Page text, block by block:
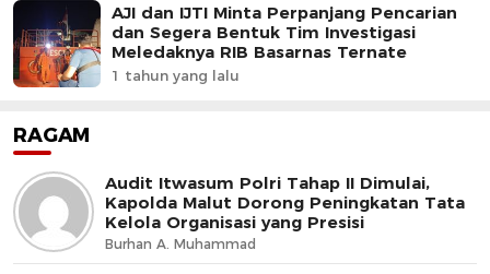
AJI dan IJTI Minta Perpanjang Pencarian
dan Segera Bentuk Tim Investigasi
Meledaknya RIB Basarnas Ternate
1 tahun yang lalu
RAGAM
Audit Itwasum Polri Tahap II Dimulai,
Kapolda Malut Dorong Peningkatan Tata
Kelola Organisasi yang Presisi
Burhan A. Muhammad